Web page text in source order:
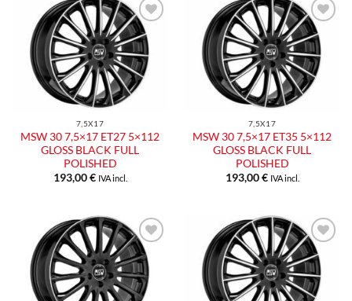
Aggiungi
alla lista
dei
desideri
7,5X17
MSW 30 7,5×17 ET27 5×112
GLOSS BLACK FULL
POLISHED
193,00€ IVA incl.
Aggiungi
alla lista
dei
desideri
7,5X17
MSW 30 7,5×17 ET35 5×112
GLOSS BLACK FULL
POLISHED
193,00€ IVA incl.
Aggiungi
alla lista
dei
desideri
Aggiungi
alla lista
dei
desideri